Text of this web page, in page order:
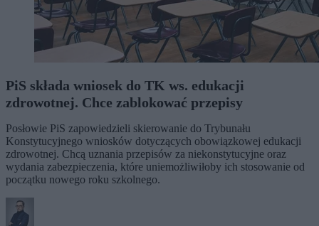
PiS składa wniosek do TK ws. edukacji
zdrowotnej. Chce zablokować przepisy
Posłowie PiS zapowiedzieli skierowanie do Trybunału
Konstytucyjnego wniosków dotyczących obowiązkowej edukacji
zdrowotnej. Chcą uznania przepisów za niekonstytucyjne oraz
wydania zabezpieczenia, które uniemożliwiłoby ich stosowanie od
początku nowego roku szkolnego.